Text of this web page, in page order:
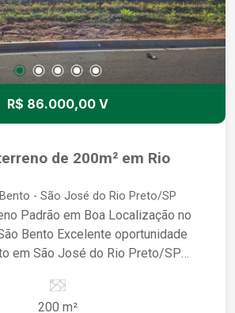
R$ 86.000,00 V
de 200m² em Rio
- São José do Rio Preto/SP
Padrão em Boa Localização no
oportunidade
em São José do Rio Preto/SP
São Bento Terreno padrão,
a casa dos seus sonhos
200 m²